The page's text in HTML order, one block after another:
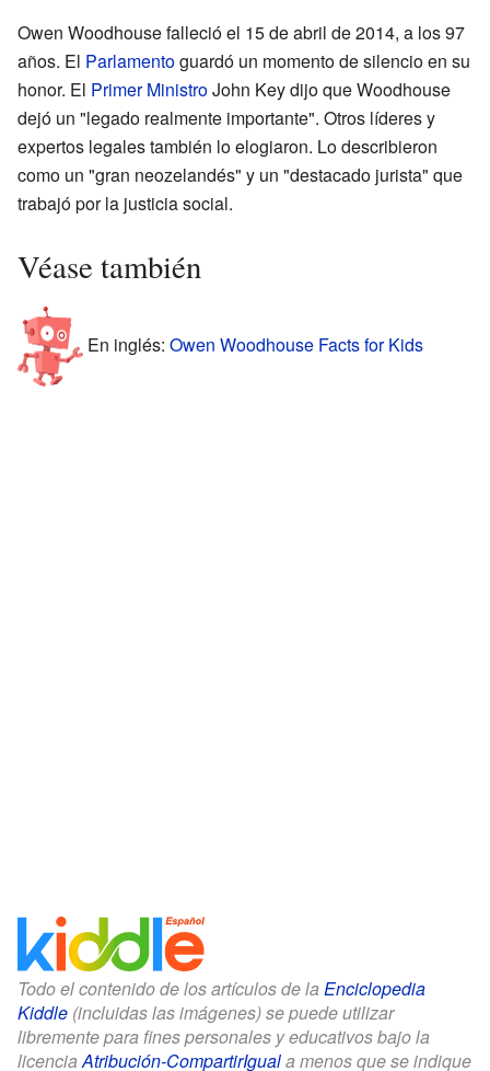
Owen Woodhouse falleció el 15 de abril de 2014, a los 97
años. El Parlamentoguardó un momento de silencio en su
honor. El Primer MinistroJohn Key dijo que Woodhouse
dejó un "legado realmente importante". Otros líderes y
expertos legales también lo elogiaron. Lo describieron
como un "gran neozelandés" y un "destacado jurista" que
trabajó por la justicia social.
Véase también
En inglés: Owen Woodhouse Facts for Kids
Todo el contenido de los artículos de la Enciclopedia
Kiddle (incluidas las imágenes) se puede utilizar
libremente para fines personales y educativos bajo la
licenciaAtribución-CompartirIguala menos que se indique